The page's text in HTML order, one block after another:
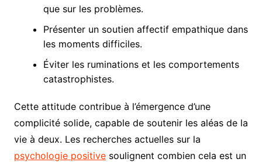
que sur les problèmes.
Présenter un soutien affectif empathique dans
les moments difficiles.
Éviter les ruminations et les comportements
catastrophistes.
Cette attitude contribue à l’émergence d’une
complicité solide, capable de soutenir les aléas de la
vie à deux. Les recherches actuelles sur la
psychologie positivesoulignent combien cela est un